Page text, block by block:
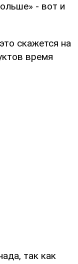
- вот и
скажется на
время
так как